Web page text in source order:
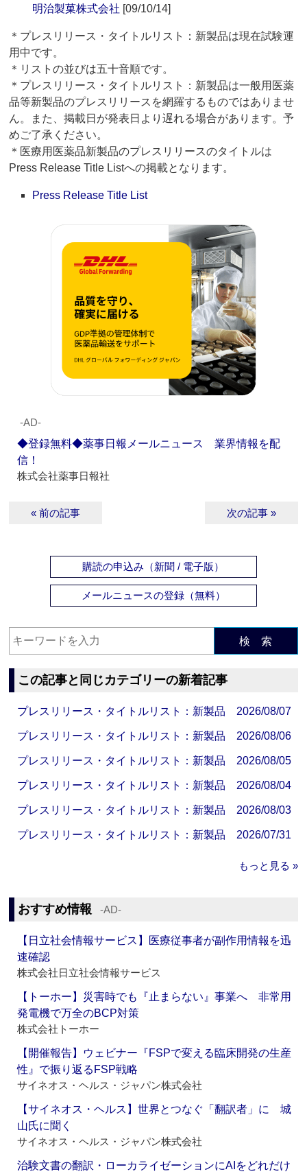
明治製菓株式会社 [09/10/14]
＊プレスリリース・タイトルリスト：新製品は現在試験運
用中です。
＊リストの並びは五十音順です。
＊プレスリリース・タイトルリスト：新製品は一般用医薬
品等新製品のプレスリリースを網羅するものではありませ
ん。また、掲載日が発表日より遅れる場合があります。予
めご了承ください。
＊医療用医薬品新製品のプレスリリースのタイトルは
Press Release Title Listへの掲載となります。
Press Release Title List
‐AD‐
◆登録無料◆薬事日報メールニュース 業界情報を配
信！
株式会社薬事日報社
« 前の記事 次の記事 »
購読の申込み（新聞 / 電子版）
メールニュースの登録（無料）
検 索
この記事と同じカテゴリーの新着記事
プレスリリース・タイトルリスト：新製品 2026/08/07
プレスリリース・タイトルリスト：新製品 2026/08/06
プレスリリース・タイトルリスト：新製品 2026/08/05
プレスリリース・タイトルリスト：新製品 2026/08/04
プレスリリース・タイトルリスト：新製品 2026/08/03
プレスリリース・タイトルリスト：新製品 2026/07/31
もっと見る »
おすすめ情報 ‐AD‐
【日立社会情報サービス】医療従事者が副作用情報を迅
速確認
株式会社日立社会情報サービス
【トーホー】災害時でも『止まらない』事業へ 非常用
発電機で万全のBCP対策
株式会社トーホー
【開催報告】ウェビナー『FSPで変える臨床開発の生産
性』で振り返るFSP戦略
サイネオス・ヘルス・ジャパン株式会社
【サイネオス・ヘルス】世界とつなぐ「翻訳者」に 城
山氏に聞く
サイネオス・ヘルス・ジャパン株式会社
治験文書の翻訳・ローカライゼーションにAIをどれだけ